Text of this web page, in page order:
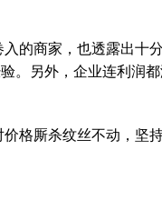
商家，也透露出十
另外，企业连利润都
厮杀纹丝不动，坚持